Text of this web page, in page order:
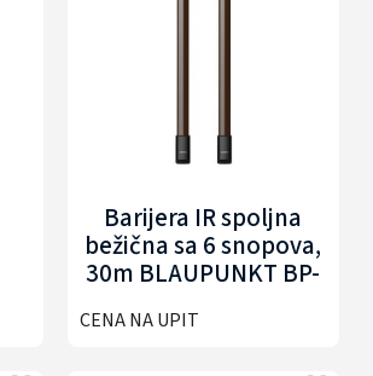
Barijera IR spoljna
bežična sa 6 snopova,
30m BLAUPUNKT BP-
CENA NA UPIT